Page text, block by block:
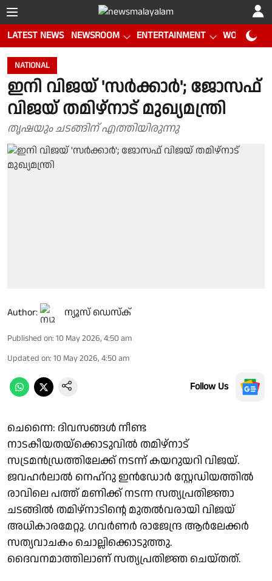
LATEST NEWS NEWSROOM ENTERTAINMENT WORLD CUP
NATIONAL
ഇനി വിജയ് 'സര്‍ക്കാര്‍'; ജോസഫ്
വിജയ് തമിഴ്നാട് മുഖ്യമന്ത്രി
തൃഷയും ചടങ്ങിന് എത്തിയിരുന്നു
Author: ന്യൂസ് ഡെസ്ക്
Published on: 10 May 2026, 4:50 am
Updated on: 10 May 2026, 4:50 am
Follow Us
ചെന്നൈ: ദിവസങ്ങള്‍ നീണ്ട
നാടകീയതയ്‌ക്കൊടുവില്‍ തമിഴ്നാട്
സട്രമൻഡ്രത്തിലേക്ക് നടന്ന് കയറുയറി വിജയ്.
ജവഹര്‍ലാല്‍ നെഹ്റു ഇന്‍ഡോര്‍ സ്റ്റേഡിയത്തില്‍
രാവിലെ പത്ത് മണിക്ക് നടന്ന സത്യപ്രതിജ്ഞാ
ചടങ്ങില്‍ തമിഴ്‌നാടിന്റെ മുതല്‍വരായി വിജയ്
അധികാരമേറ്റു. ഗവർണർ രാജേന്ദ്ര ആർലേക്കർ
സത്യവാചകം ചൊല്ലിക്കൊടുത്തു.
ദൈവനമാത്തിലാണ് സത്യപ്രതിജ്ഞ ചെയ്തത്.